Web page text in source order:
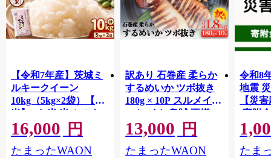
【令和7年産】茨城ミ
ルキークイーン
10kg（5kg×2袋）【精
米】 | お米 米 ミルキ
ークィーン 茨城県産
白米 もちもち お弁当
おにぎり
16,000 円
たまったWAON
訳あり 石巻産 柔らか
するめいか ツボ抜き
180g × 10P スルメイカ
いか イカ 烏賊 不揃い
小分け 下処理済み 時
短調理 こだわり 冷凍
海鮮 魚介 おかず おつ
13,000 円
たまったWAON
令和8
地震
【災
(寄附
【返
地のた
共同
たま